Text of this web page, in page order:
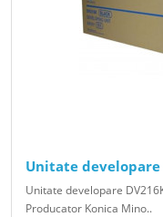
Unitate developare
Unitate developare
Producator Konica Mino..